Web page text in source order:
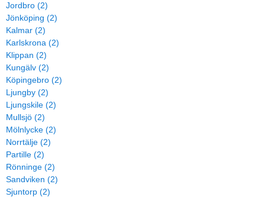
Jordbro (2)
Jönköping (2)
Kalmar (2)
Karlskrona (2)
Klippan (2)
Kungälv (2)
Köpingebro (2)
Ljungby (2)
Ljungskile (2)
Mullsjö (2)
Mölnlycke (2)
Norrtälje (2)
Partille (2)
Rönninge (2)
Sandviken (2)
Sjuntorp (2)